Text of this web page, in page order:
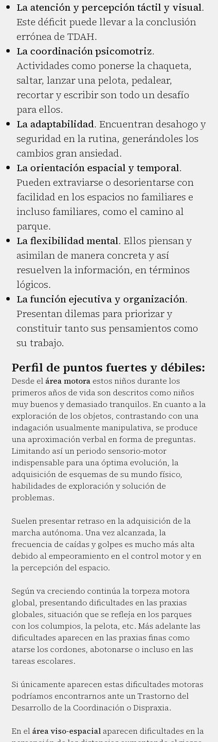
La atención y percepción táctil y visual.
Este déficit puede llevar a la conclusión
errónea de TDAH.
La coordinación psicomotriz.
Actividades como ponerse la chaqueta,
saltar, lanzar una pelota, pedalear,
recortar y escribir son todo un desafío
para ellos.
La adaptabilidad. Encuentran desahogo y
seguridad en la rutina, generándoles los
cambios gran ansiedad.
La orientación espacial y temporal.
Pueden extraviarse o desorientarse con
facilidad en los espacios no familiares e
incluso familiares, como el camino al
parque.
La flexibilidad mental. Ellos piensan y
asimilan de manera concreta y así
resuelven la información, en términos
lógicos.
La función ejecutiva y organización.
Presentan dilemas para priorizar y
constituir tanto sus pensamientos como
su trabajo.
Perfil de puntos fuertes y débiles:
Desde el área motora estos niños durante los
primeros años de vida son descritos como niños
muy buenos y demasiado tranquilos. En cuanto a la
exploración de los objetos, contrastando con una
indagación usualmente manipulativa, se produce
una aproximación verbal en forma de preguntas.
Limitando así un periodo sensorio-motor
indispensable para una óptima evolución, la
adquisición de esquemas de su mundo físico,
habilidades de exploración y solución de
problemas.
Suelen presentar retraso en la adquisición de la
marcha autónoma. Una vez alcanzada, la
frecuencia de caídas y golpes es mucho más alta
debido al empeoramiento en el control motor y en
la percepción del espacio.
Según va creciendo continúa la torpeza motora
global, presentando dificultades en las praxias
globales, situación que se refleja en los parques
con los columpios, la pelota, etc. Más adelante las
dificultades aparecen en las praxias finas como
atarse los cordones, abotonarse o incluso en las
tareas escolares.
Si únicamente aparecen estas dificultades motoras
podríamos encontrarnos ante un Trastorno del
Desarrollo de la Coordinación o Dispraxia.
En el área viso-espacial aparecen dificultades en la